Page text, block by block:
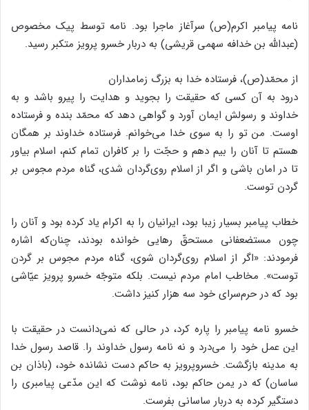
نامه پیامبر اکرم(ص) سرآغاز ماجرا بود. نامه توسط پیک مخصوص
(عبدالله بن خدافه سهمی قریشی) به دربار خسرو پرویز متکبر رسید.
از محمّد(ص)، فرستاده خدا به بزرگ زمامداران
درود به آن کسی که حقیقت را بجوید و هدایت را پیرو باشد و به
خداوند و رسولش ایمان آورد و گواهی دهد که محمّد بنده و فرستاده
اوست. من تو را به سوی خدا می‌خوانم. فرستاده خداوند بر همگان
هستم تا آنان را بیم دهم و حجّت را بر کافران تمام کنم، اسلام بیاور
تا در امان باشی و اگر از اسلام روی‌گردان شدی، گناه مردم مجوس بر
گردن توست.
خطاب پیامبر بسیار زیبا بود، ایرانیان را به اکرام یاد کرده بود و آنان را
چون مستضعفانی مستحقّ رهایی خوانده بودند، چنان‌که اشاره
فرمودند: «اگر از اسلام روی‌گردان شوی، گناه مردم مجوس بر گردن
توست». مخاطب امام مردم نیست. بلکه متوجّه خسرو پرویز عیّاشی
بود که در حرم‌سرای خود سه هزار کنیز داشت.
خسرو نامه پیامبر را پاره کرد، در حالی که نمی‌دانست در حقیقت با
این عمل خود را می‌درد و نه نامه رسول خداوند را. قاصد رسول خدا
به مدینه بازگشت. خسروپرویز به حاکم دست نشانده خود، (باذان بن
ساسان) که در یمن حاکم بود، نامه نوشت که این مدّعی پیامبری را
دستگیر کرده به دربار ساسانی بفرست.